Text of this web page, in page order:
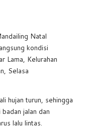
Natal
kondisi
Lama, Kelurahan
Selasa
hujan turun, sehingga
jalan dan
lalu lintas.